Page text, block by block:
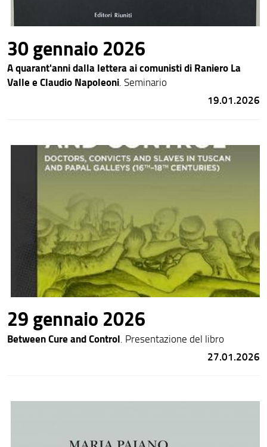
30 gennaio 2026
A quarant'anni dalla lettera ai comunisti di Raniero La
Valle e Claudio Napoleoni. Seminario
19.01.2026
29 gennaio 2026
Between Cure and Control . Presentazione del libro
27.01.2026